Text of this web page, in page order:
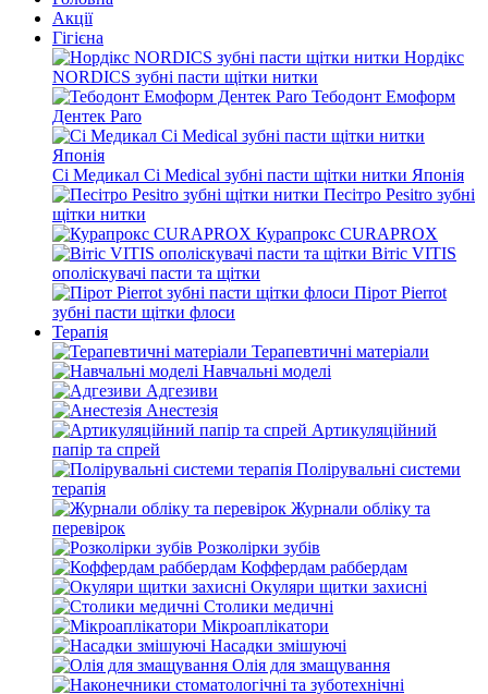
Акції
Гігієна
Нордікс
NORDICS зубні пасти щітки нитки
Тебодонт Емоформ
Дентек Paro
Сі Медикал Ci Medical зубні пасти щітки нитки Японія
Песітро Pesitro зубні
щітки нитки
Курапрокс CURAPROX
Вітіс VITIS
ополіскувачі пасти та щітки
Пірот Pierrot
зубні пасти щітки флоси
Терапія
Терапевтичні матеріали
Навчальні моделі
Адгезиви
Анестезія
Артикуляційний
папір та спрей
Полірувальні системи
терапія
Журнали обліку та
перевірок
Розколірки зубів
Коффердам раббердам
Окуляри щитки захисні
Столики медичні
Мікроаплікатори
Насадки змішуючі
Олія для змащування